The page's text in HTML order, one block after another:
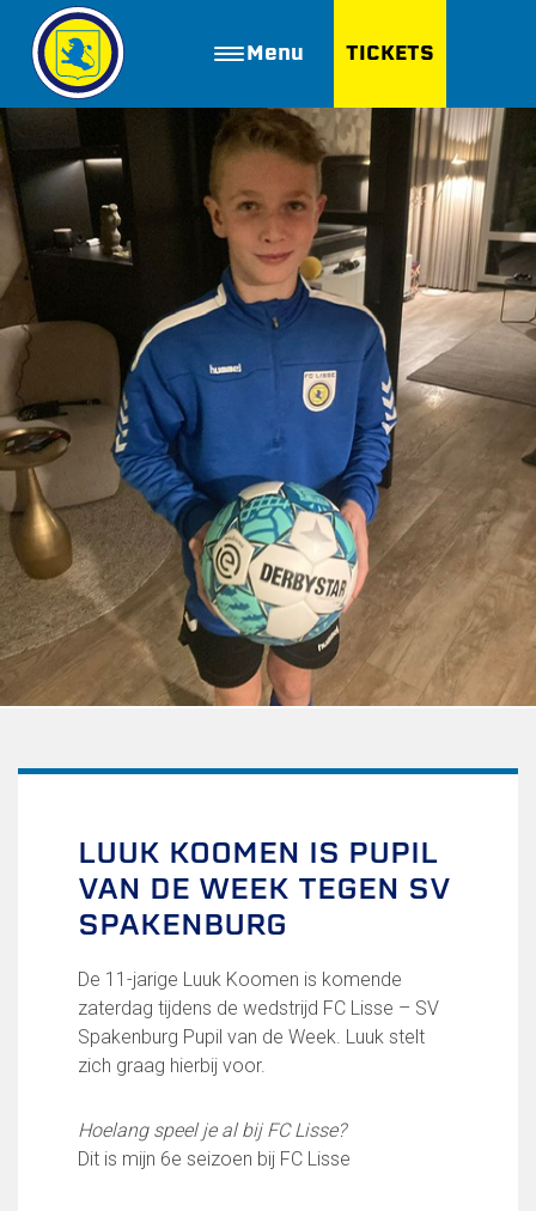
Menu TICKETS
ZOEKEN
Golfbaan Ter Specke
Webshop
Nieuws
Vacatures
Join FC Lisse
Aanmelden voor proeftraining
Lid worden van FC Lisse
Word vrijwilliger
De Club van 100
Uitschrijven
Over FC Lisse
Organisatie
Informatie voor de Pers
Onze historie
Fysiotherapie voor leden
Kledingplan
Merchandise
Contributie
Gevonden voorwerpen
Verenigingsdocumenten
Teams
FC Lisse 2
Toegangs- en seizoenskaarten
Heren- en jongensvoetbal
LUUK KOOMEN IS PUPIL
VAN DE WEEK TEGEN SV
SPAKENBURG
De 11-jarige Luuk Koomen is komende
zaterdag tijdens de wedstrijd FC Lisse – SV
Spakenburg Pupil van de Week. Luuk stelt
zich graag hierbij voor.
Hoelang speel je al bij FC Lisse?
Dit is mijn 6e seizoen bij FC Lisse